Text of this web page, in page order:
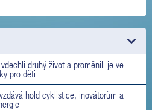
druhý život a proměnili je ve
pro děti
hold cyklistice, inovátorům a